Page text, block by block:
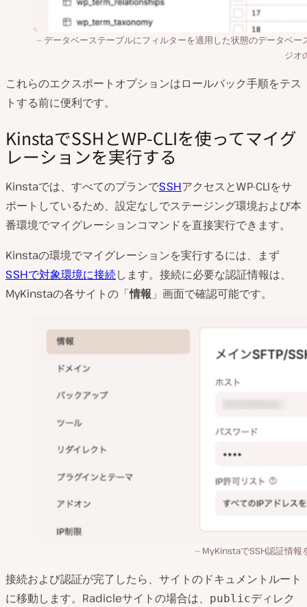
データベーステーブルにフィルターを適用した状態のデータベー
ジオ
これらのエクスポートオプションはロールバック手順をテス
トする前に便利です。
KinstaでSSHとWP-CLIを使ってマイグ
レーションを実行する
Kinstaでは、すべてのプランでSSHアクセスとWP-CLIをサ
ポートしているため、設定なしでステージング環境および本
番環境でマイグレーションコマンドを直接実行できます。
Kinstaの環境でマイグレーションを実行するには、まず
SSHで対象環境に接続します。接続に必要な認証情報は、
MyKinstaの各サイトの「情報 」画面で確認可能です。
MyKinstaでSSH認証情報
接続および認証が完了したら、サイトのドキュメントルート
に移動します。Radicleサイトの場合は、
publicディレク